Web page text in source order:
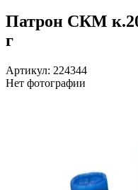
Патрон СКМ
г
Артикул: 224344
Нет фотографии